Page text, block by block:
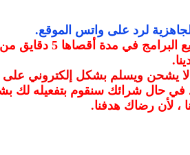
لرد على واتس الموقع.
سيتم ارسال المفتاح
.
لا يشحن ويسلم بشكل إلكتروني
في حال شرائك سنقوم بتفعيله لك
، لأن رضاك هدفنا.